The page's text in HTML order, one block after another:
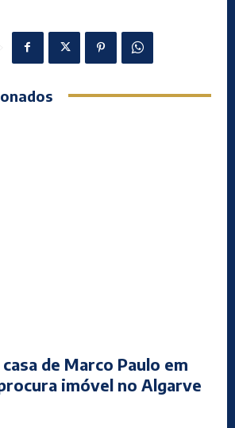
de Marco Paulo em
imóvel no Algarve